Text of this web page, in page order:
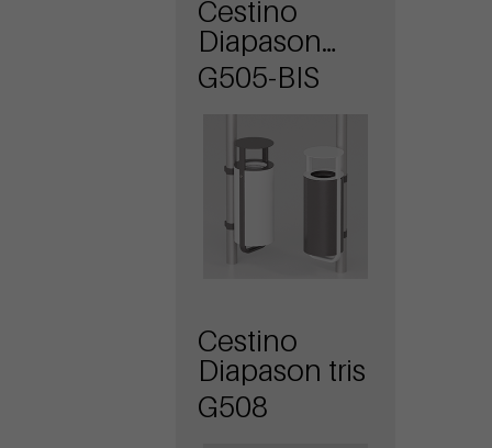
Cestino
Diapason
attacco a
coperchio
G505-BIS
Cestino
Diapason tris
G508